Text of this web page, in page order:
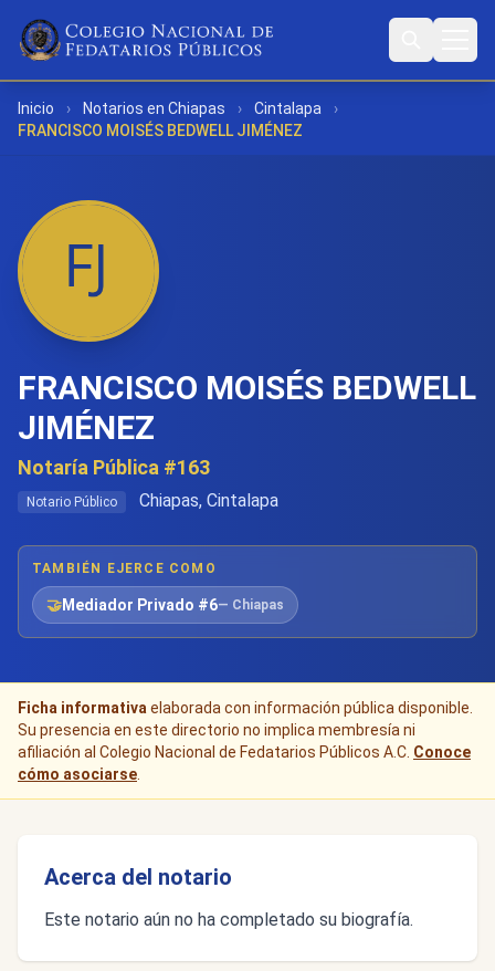
Inicio › Notarios en Chiapas › Cintalapa
›
FRANCISCO MOISÉS BEDWELL JIMÉNEZ
FRANCISCO MOISÉS BEDWELL
JIMÉNEZ
Notaría Pública #163
Notario Público Chiapas, Cintalapa
TAMBIÉN EJERCE COMO
🤝Mediador Privado #6— Chiapas
Ficha informativa elaborada con información pública disponible.
Su presencia en este directorio no implica membresía ni
afiliación al Colegio Nacional de Fedatarios Públicos A.C. Conoce
cómo asociarse
Acerca del notario
Este notario aún no ha completado su biografía.